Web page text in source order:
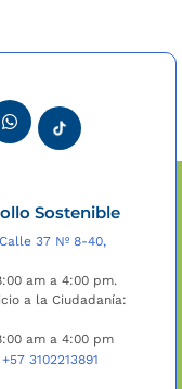
Sostenible
Calle 37 Nº 8-40,
am a 4:00 pm.
a la Ciudadanía:
am a 4:00 pm
+57 3102213891